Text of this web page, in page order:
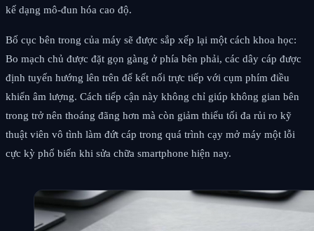
kế dạng mô-đun hóa cao độ.
Bố cục bên trong của máy sẽ được sắp xếp lại một cách khoa học:
Bo mạch chủ được đặt gọn gàng ở phía bên phải, các dây cáp được
định tuyến hướng lên trên để kết nối trực tiếp với cụm phím điều
khiển âm lượng. Cách tiếp cận này không chỉ giúp không gian bên
trong trở nên thoáng đãng hơn mà còn giảm thiểu tối đa rủi ro kỹ
thuật viên vô tình làm đứt cáp trong quá trình cạy mở máy một lỗi
cực kỳ phổ biến khi sửa chữa smartphone hiện nay.